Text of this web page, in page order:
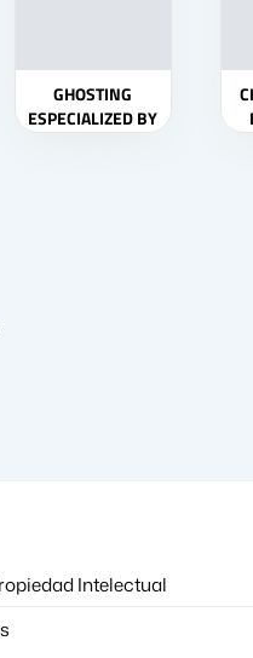
GHOSTING
ESPECIALIZED BY
Intelectual